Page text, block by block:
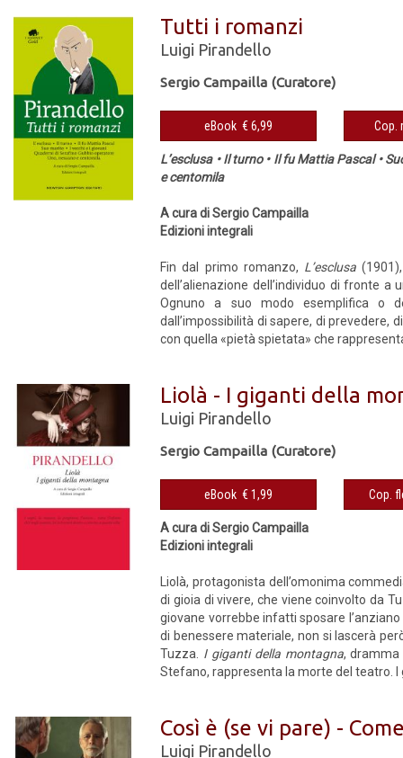
Tutti i romanzi
Luigi Pirandello
Sergio Campailla (Curatore)
eBook € 6,99
L’esclusa • Il turno • Il fu Mattia Pascal •
e centomila
A cura di Sergio Campailla
Edizioni integrali
Fin dal primo romanzo, L’esclusa
dell’alienazione dell’individuo di fronte
Ognuno a suo modo esemplifica o
dall’impossibilità di sapere, di prevedere,
con quella «pietà spietata» che
Liolà - I giganti della
Luigi Pirandello
Sergio Campailla (Curatore)
eBook € 1,99
A cura di Sergio Campailla
Edizioni integrali
Liolà, protagonista dell’omonima
di gioia di vivere, che viene coinvolto da
giovane vorrebbe infatti sposare
di benessere materiale, non si lascerà
Tuzza. I giganti della montagna,
Stefano, rappresenta la morte del teatro. I
Così è (se vi pare) -
Luigi Pirandello